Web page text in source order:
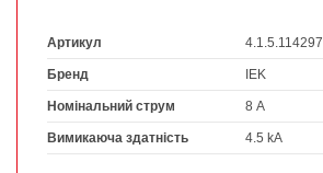
Артикул 4.1.5.114297
Бренд IEK
Номінальний струм 8 А
Вимикаюча здатність 4.5 kA